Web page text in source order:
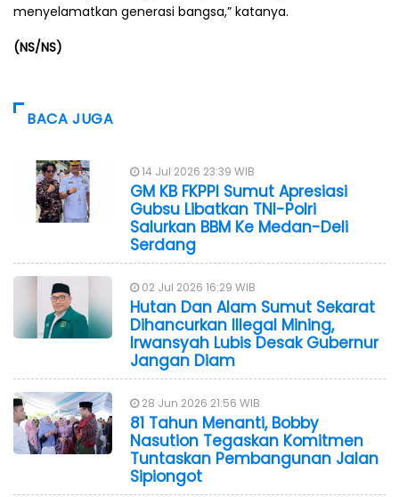
menyelamatkan generasi bangsa,” katanya.
(NS/NS)
BACA JUGA
14 Jul 2026 23:39 WIB
GM KB FKPPI Sumut Apresiasi
Gubsu Libatkan TNI-Polri
Salurkan BBM Ke Medan-Deli
Serdang
02 Jul 2026 16:29 WIB
Hutan Dan Alam Sumut Sekarat
Dihancurkan Illegal Mining,
Irwansyah Lubis Desak Gubernur
Jangan Diam
28 Jun 2026 21:56 WIB
81 Tahun Menanti, Bobby
Nasution Tegaskan Komitmen
Tuntaskan Pembangunan Jalan
Sipiongot